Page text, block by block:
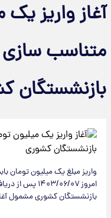
آغاز واریز
متناسب
بازنشستگان
امروز ۱۴۰۳/
بازنشستگان کشوری مشمول